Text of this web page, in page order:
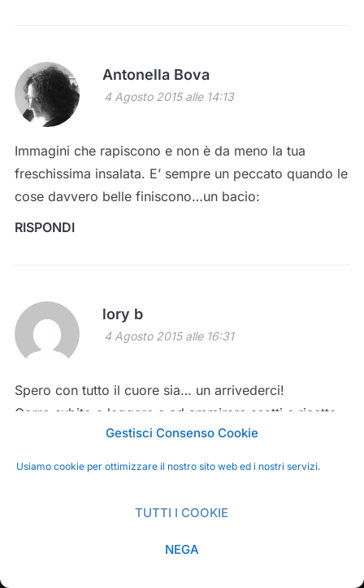
Gestisci Consenso Cookie
Usiamo cookie per ottimizzare il nostro sito web ed i nostri servizi.
TUTTI I COOKIE
NEGA
Antonella Bova
4 Agosto 2015 alle 14:13
Immagini che rapiscono e non è da meno la tua
freschissima insalata. E’ sempre un peccato quando le
cose davvero belle finiscono…un bacio:
RISPONDI
lory b
4 Agosto 2015 alle 16:31
Spero con tutto il cuore sia… un arrivederci!
Corro subito a leggere e ad ammirare scatti e ricette
con tanti tanti complimenti!!
Un bacione cara!